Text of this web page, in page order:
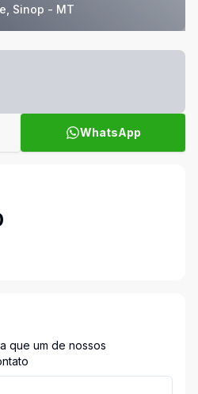
Sinop - MT
WhatsApp
que um de nossos